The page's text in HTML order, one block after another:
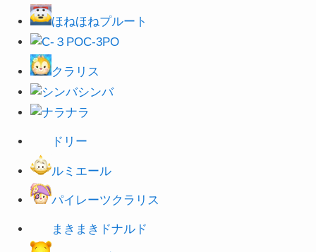
ほねほねプルート
C-3PO
クラリス
シンバ
ナラ
ドリー
ルミエール
パイレーツクラリス
まきまきドナルド